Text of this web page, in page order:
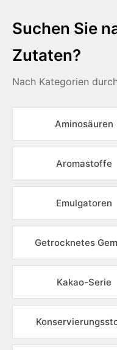
Suchen Sie
Zutaten?
Nach Kategorien
Aminosäuren
Aromastoffe
Emulgatoren
Getrocknetes
Kakao-Serie